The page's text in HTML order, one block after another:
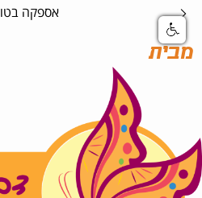
אספקה בטוחה
מבית